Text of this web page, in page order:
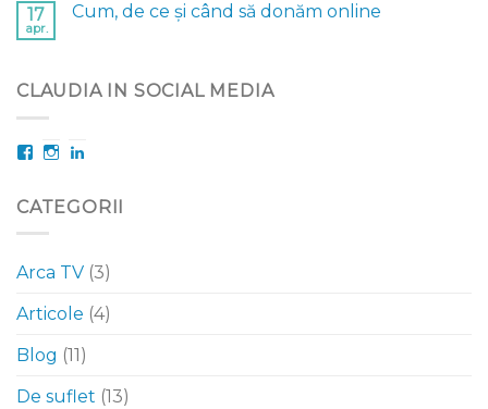
17
apr.
Cum, de ce și când să donăm online
CLAUDIA IN SOCIAL MEDIA
FacebookInstagram
CATEGORII
Arca TV (3)
Articole (4)
Blog (11)
De suflet (13)